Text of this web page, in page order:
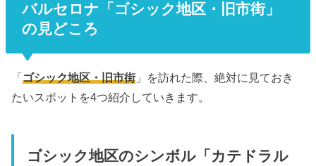
バルセロナ「ゴシック地区・旧市街」
の見どころ
「ゴシック地区・旧市街」を訪れた際、絶対に見ておき
たいスポットを4つ紹介していきます。
ゴシック地区のシンボル「カテドラル